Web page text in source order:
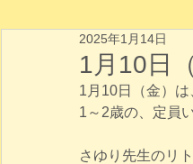
1月10日
2025年1月14日
1月10日（金）
1～2歳の、定員
さゆり先生のリ